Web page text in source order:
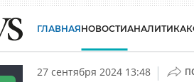
ГЛАВНАЯНОВОСТИАНАЛИТИКА
27 сентября 2024 13:48 |